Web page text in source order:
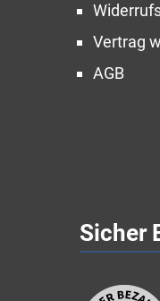
Vertrag
AGB
Sicher